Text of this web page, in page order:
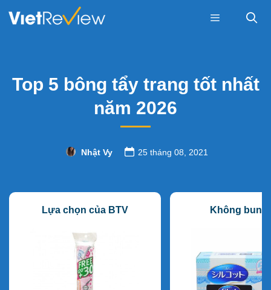
Top 5 bông tẩy trang tốt nhất
năm 2026
Nhật Vy 25 tháng 08, 2021
Lựa chọn của BTV Không bung